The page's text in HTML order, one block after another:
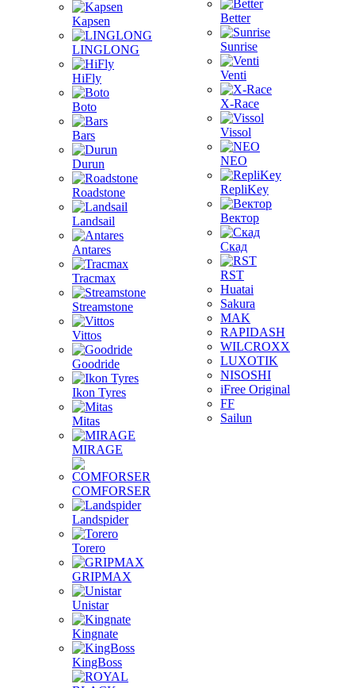
Kapsen
LINGLONG
HiFly
Boto
Bars
Durun
Roadstone
Landsail
Antares
Tracmax
Streamstone
Vittos
Goodride
Ikon Tyres
Mitas
MIRAGE
COMFORSER
Landspider
Torero
GRIPMAX
Unistar
Kingnate
KingBoss
Better
Sunrise
Venti
X-Race
Vissol
NEO
RepliKey
Вектор
Скад
RST
Huatai
Sakura
MAK
RAPIDASH
WILCROXX
LUXOTIK
NISOSHI
iFree Original
FF
Sailun